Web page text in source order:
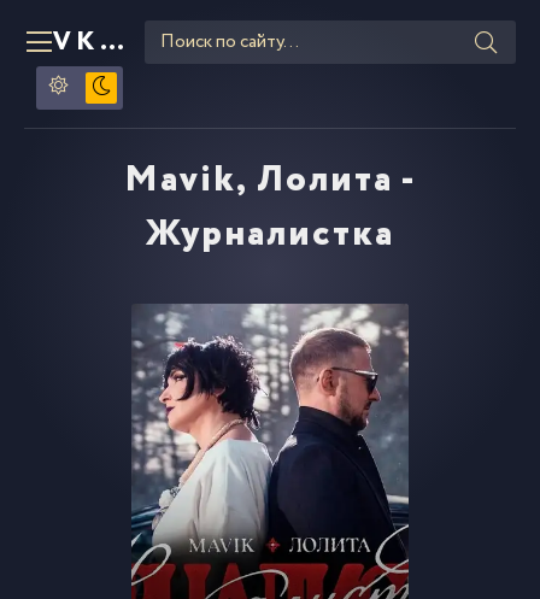
VKLIPE RU
Mavik, Лолита -
Журналистка